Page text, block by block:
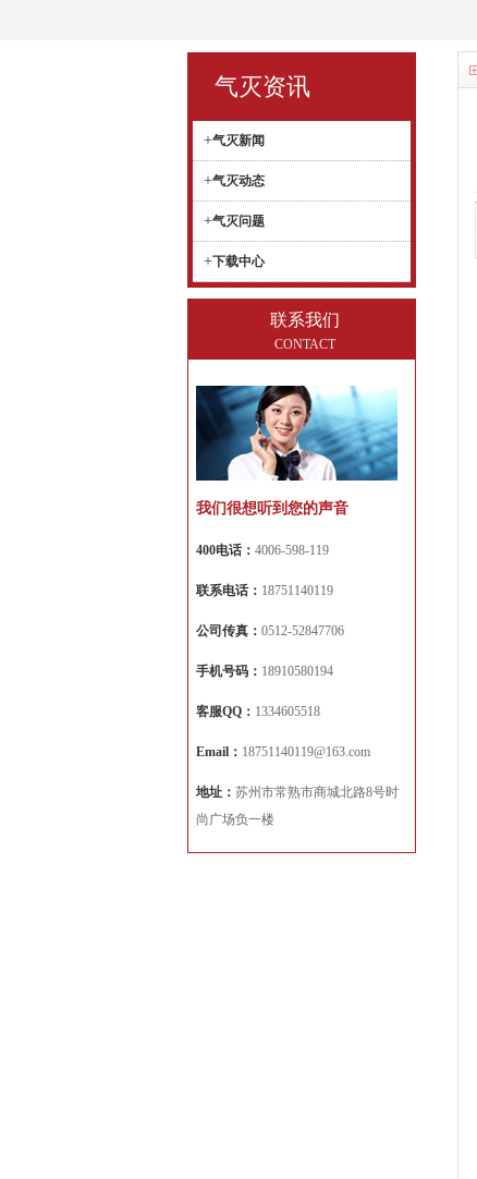
气灭资讯
+气灭新闻
+气灭动态
+气灭问题
+下载中心
联系我们
CONTACT
我们很想听到您的声音
400电话： 4006-598-119
联系电话： 18751140119
公司传真： 0512-52847706
手机号码： 18910580194
客服QQ： 1334605518
Email： 18751140119@163.com
地址： 苏州市常熟市商城北路8号时
尚广场负一楼